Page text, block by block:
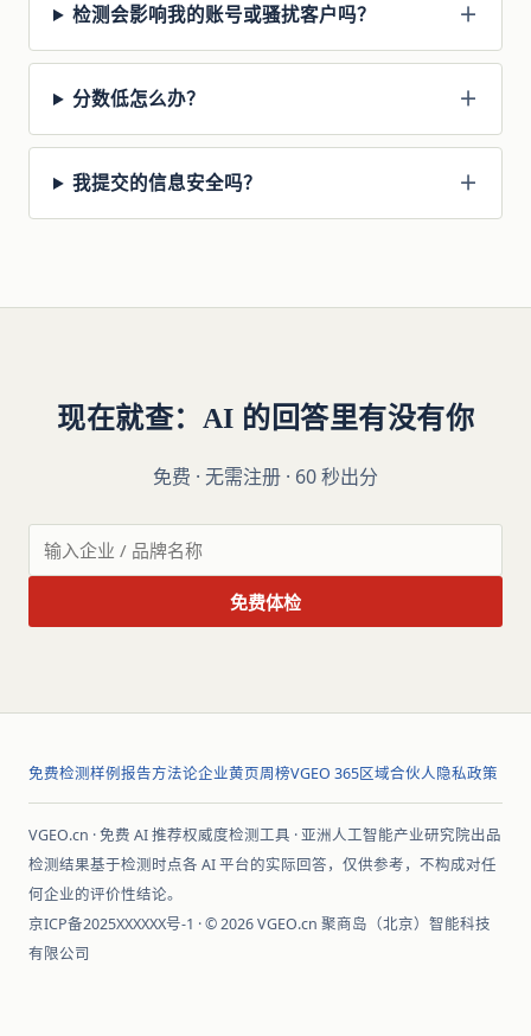
检测会影响我的账号或骚扰客户吗？
分数低怎么办？
我提交的信息安全吗？
现在就查：AI 的回答里有没有你
免费 · 无需注册 · 60 秒出分
免费体检
免费检测样例报告方法论企业黄页周榜VGEO 365区域合伙人隐私政策
VGEO.cn · 免费 AI 推荐权威度检测工具 · 亚洲人工智能产业研究院出品
检测结果基于检测时点各 AI 平台的实际回答，仅供参考，不构成对任
何企业的评价性结论。
京ICP备2025XXXXXX号-1 · © 2026 VGEO.cn 聚商岛（北京）智能科技
有限公司